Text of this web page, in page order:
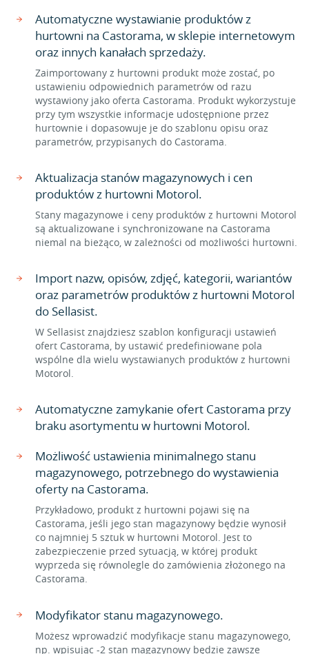
Automatyczne wystawianie produktów z
hurtowni na Castorama, w sklepie internetowym
oraz innych kanałach sprzedaży.
Zaimportowany z hurtowni produkt może zostać, po
ustawieniu odpowiednich parametrów od razu
wystawiony jako oferta Castorama. Produkt wykorzystuje
przy tym wszystkie informacje udostępnione przez
hurtownie i dopasowuje je do szablonu opisu oraz
parametrów, przypisanych do Castorama.
Aktualizacja stanów magazynowych i cen
produktów z hurtowni Motorol.
Stany magazynowe i ceny produktów z hurtowni Motorol
są aktualizowane i synchronizowane na Castorama
niemal na bieżąco, w zależności od możliwości hurtowni.
Import nazw, opisów, zdjęć, kategorii, wariantów
oraz parametrów produktów z hurtowni Motorol
do Sellasist.
W Sellasist znajdziesz szablon konfiguracji ustawień
ofert Castorama, by ustawić predefiniowane pola
wspólne dla wielu wystawianych produktów z hurtowni
Motorol.
Automatyczne zamykanie ofert Castorama przy
braku asortymentu w hurtowni Motorol.
Możliwość ustawienia minimalnego stanu
magazynowego, potrzebnego do wystawienia
oferty na Castorama.
Przykładowo, produkt z hurtowni pojawi się na
Castorama, jeśli jego stan magazynowy będzie wynosił
co najmniej 5 sztuk w hurtowni Motorol. Jest to
zabezpieczenie przed sytuacją, w której produkt
wyprzeda się równolegle do zamówienia złożonego na
Castorama.
Modyfikator stanu magazynowego.
Możesz wprowadzić modyfikacje stanu magazynowego,
np. wpisując -2 stan magazynowy będzie zawsze